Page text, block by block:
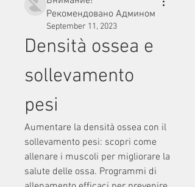
Рекомендовано Админом
September 11, 2023
Densità ossea e
sollevamento
pesi
Aumentare la densità ossea con il
sollevamento pesi: scopri come
allenare i muscoli per migliorare la
salute delle ossa. Programmi di